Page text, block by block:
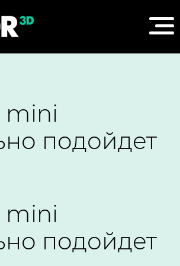
mini
подойдет
mini
подойдет